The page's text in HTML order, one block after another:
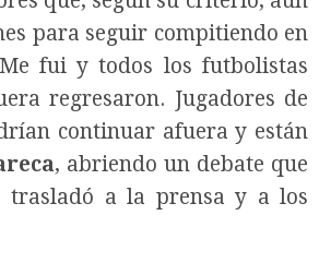
para seguir compitiendo en
fui y todos los futbolistas
regresaron. Jugadores de
continuar afuera y están
, abriendo un debate que
trasladó a la prensa y a los